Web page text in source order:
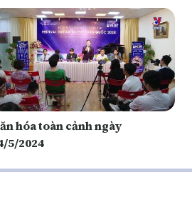
hóa toàn cảnh ngày
5/2024